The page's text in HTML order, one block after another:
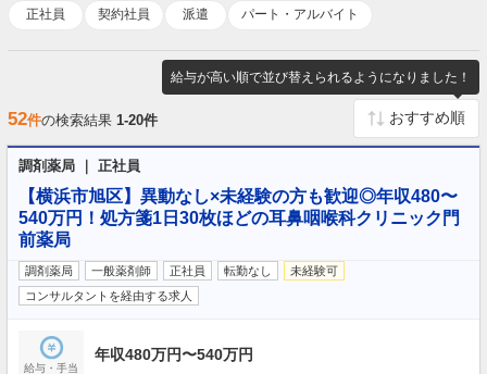
正社員
契約社員 派遣 パート・アルバイト
給与が高い順で並び替えられるようになりました！
52件の検索結果 1-20件
調剤薬局 ｜ 正社員
【横浜市旭区】異動なし×未経験の方も歓迎◎年収480〜
540万円！処方箋1日30枚ほどの耳鼻咽喉科クリニック門
前薬局
調剤薬局 一般薬剤師 正社員 転勤なし
未経験可
コンサルタントを経由する求人
給与・手当
年収480万円〜540万円